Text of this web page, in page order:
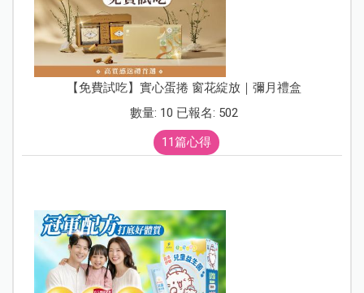
【免費試吃】實心蛋捲 窗花綻放｜彌月禮盒
數量: 10 已報名: 502
11篇心得